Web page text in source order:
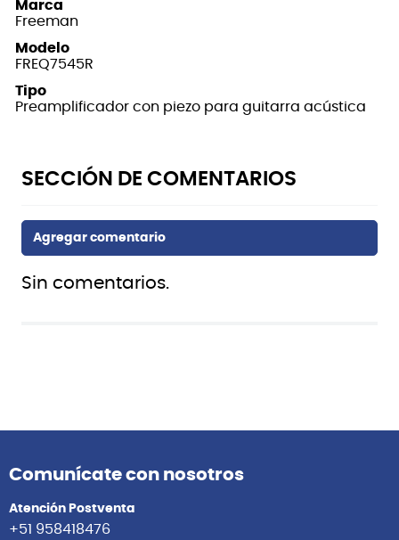
Marca
Freeman
Modelo
FREQ7545R
Tipo
Preamplificador con piezo para guitarra acústica
Sin comentarios.
Comunícate con nosotros
Atención Postventa
+51 958418476